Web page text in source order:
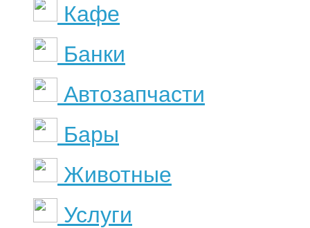
Кафе
Банки
Автозапчасти
Бары
Животные
Услуги